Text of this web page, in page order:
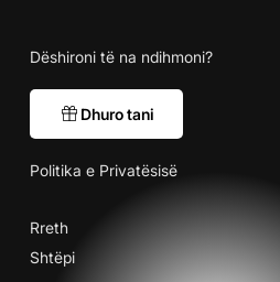
Rreth
Shtëpi
Dëshironi të na ndihmoni?
Dhuro tani
Politika e Privatësisë